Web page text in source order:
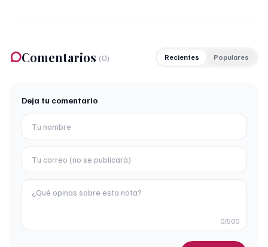
Comentarios (0) Recientes Populares
Deja tu comentario
0/500